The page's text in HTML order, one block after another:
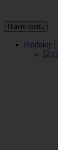
Hlavní menu
Produkty